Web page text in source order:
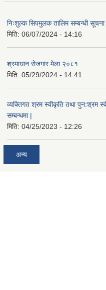
निःशुल्क सिपमुलक तालिम सम्बन्धी सूचना
मिति: 06/07/2024 - 14:16
श्रमाधान रोजगार मेला २०८१
मिति: 05/29/2024 - 14:41
व्यक्तिगत श्रम स्वीकृति तथा पुन:श्रम
सम्बन्धमा |
मिति: 04/25/2023 - 12:26
अन्य